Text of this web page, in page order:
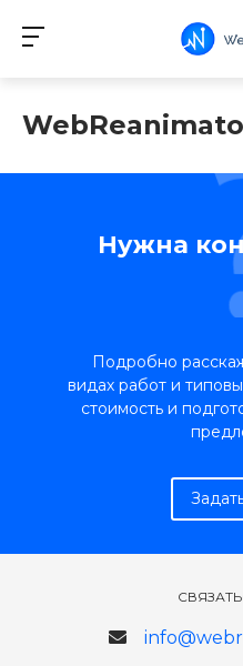
Нужна
Подробно
видах работ и
стоимость и